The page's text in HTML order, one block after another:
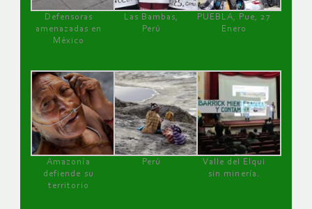
Defensoras
amenazadas en
México
Las Bambas,
Perú
PUEBLA, Pue, 27
Enero
Amazonía
defiende su
territorio
Perú
Valle del Elqui
sin minería.